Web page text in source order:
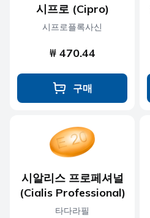
시프로 (Cipro)
시프로플록사신
₩ 470.44
구매
시알리스 프로페셔널
(Cialis Professional)
타다라필